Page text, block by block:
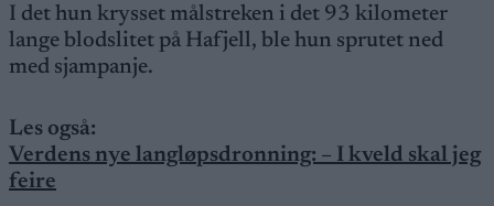
I det hun krysset målstreken i det 93 kilometer
lange blodslitet på Hafjell, ble hun sprutet ned
med sjampanje.
Les også:
Verdens nye langløpsdronning: – I kveld skal jeg
feire